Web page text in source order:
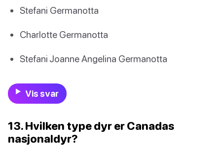
Stefani Germanotta
Charlotte Germanotta
Stefani Joanne Angelina Germanotta
Vis svar
13. Hvilken type dyr er Canadas
nasjonaldyr?